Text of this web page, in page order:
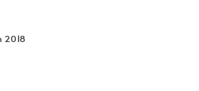
2018